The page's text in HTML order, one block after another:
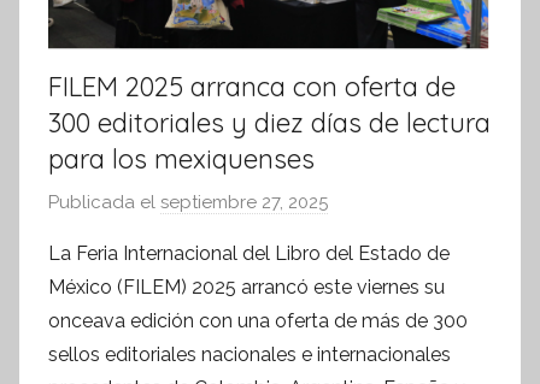
FILEM 2025 arranca con oferta de
300 editoriales y diez días de lectura
para los mexiquenses
Publicada el septiembre 27, 2025
r
S
í
n
La Feria Internacional del Libro del Estado de
México (FILEM) 2025 arrancó este viernes su
onceava edición con una oferta de más de 300
sellos editoriales nacionales e internacionales